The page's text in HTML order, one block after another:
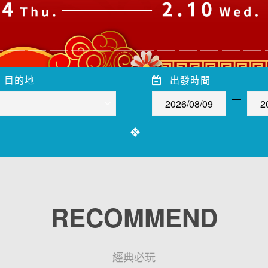
目的地 出發時間
RECOMMEND
經典必玩